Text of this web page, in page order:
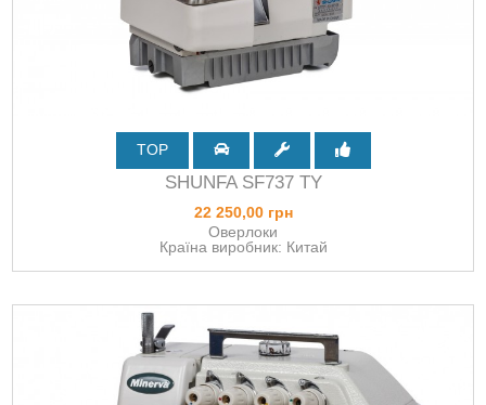
TOP
SHUNFA SF737 TY
22 250,00 грн
Оверлоки
Країна виробник: Китай